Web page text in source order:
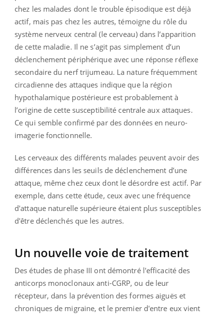
chez les malades dont le trouble épisodique est déjà
actif, mais pas chez les autres, témoigne du rôle du
système nerveux central (le cerveau) dans l’apparition
de cette maladie. Il ne s’agit pas simplement d’un
déclenchement périphérique avec une réponse réflexe
secondaire du nerf trijumeau. La nature fréquemment
circadienne des attaques indique que la région
hypothalamique postérieure est probablement à
l’origine de cette susceptibilité centrale aux attaques.
Ce qui semble confirmé par des données en neuro-
imagerie fonctionnelle.
Les cerveaux des différents malades peuvent avoir des
différences dans les seuils de déclenchement d’une
attaque, même chez ceux dont le désordre est actif. Par
exemple, dans cette étude, ceux avec une fréquence
d'attaque naturelle supérieure étaient plus susceptibles
d'être déclenchés que les autres.
Un nouvelle voie de traitement
Des études de phase III ont démontré l'efficacité des
anticorps monoclonaux anti-CGRP, ou de leur
récepteur, dans la prévention des formes aiguës et
chroniques de migraine, et le premier d'entre eux vient